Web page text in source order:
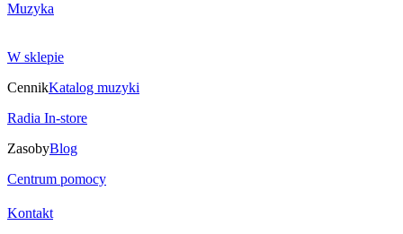
Muzyka
W sklepie
CennikKatalog muzyki
Radia In-store
ZasobyBlog
Centrum pomocy
Kontakt